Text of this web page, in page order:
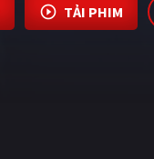
TẢI PHIM